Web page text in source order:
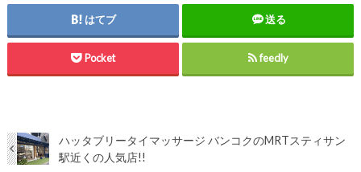
はてブ 送る
Pocket feedly
ハッタブリータイマッサージ バンコクのMRTスティサン
駅近くの人気店!!